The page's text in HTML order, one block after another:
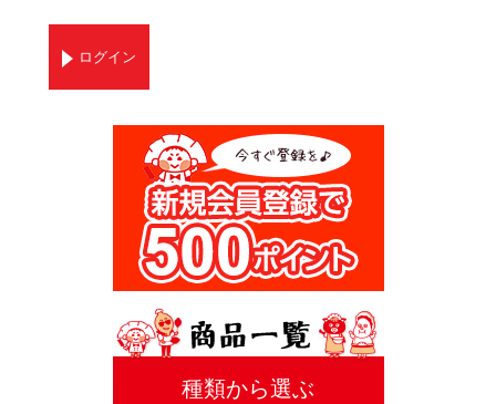
ログイン
種類から選ぶ